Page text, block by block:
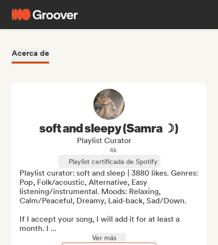
Acerca de
soft and sleepy (Samra ☽)
Playlist Curator
4k
Playlist certificada de Spotify
Playlist curator: soft and sleep | 3880 likes. Genres:
Pop, Folk/acoustic, Alternative, Easy
listening/instrumental. Moods: Relaxing,
Calm/Peaceful, Dreamy, Laid-back, Sad/Down.
If I accept your song, I will add it for at least a
month. I ...
Ver más